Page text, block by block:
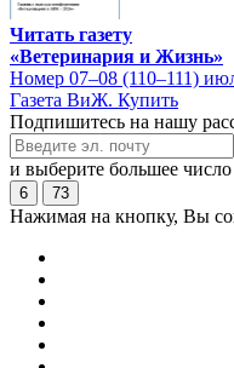
Читать газету
«Ветеринария и Жизнь»
Номер 07–08 (110–111)
Газета ВиЖ. Купить
Подпишитесь на нашу
и выберите большее число
6 73
Нажимая на кнопку, Вы